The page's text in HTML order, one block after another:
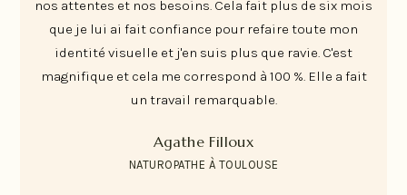
nos attentes et nos besoins. Cela fait plus de six mois
que je lui ai fait confiance pour refaire toute mon
identité visuelle et j'en suis plus que ravie. C'est
magnifique et cela me correspond à 100 %. Elle a fait
un travail remarquable.
Agathe Filloux
NATUROPATHE À TOULOUSE